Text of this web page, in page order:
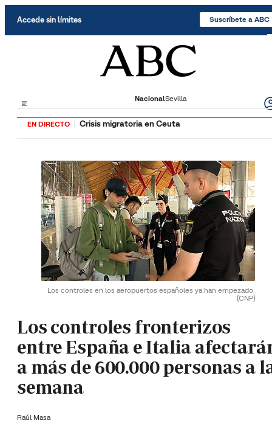
Accede sin límites Suscríbete a ABC
NacionalSevilla
EN DIRECTO Crisis migratoria en Ceuta
Los controles en los aeropuertos españoles ya han empezado.
(CNP)
Los controles fronterizos
entre España e Italia
a más de 600.000 personas a
semana
Raúl Masa